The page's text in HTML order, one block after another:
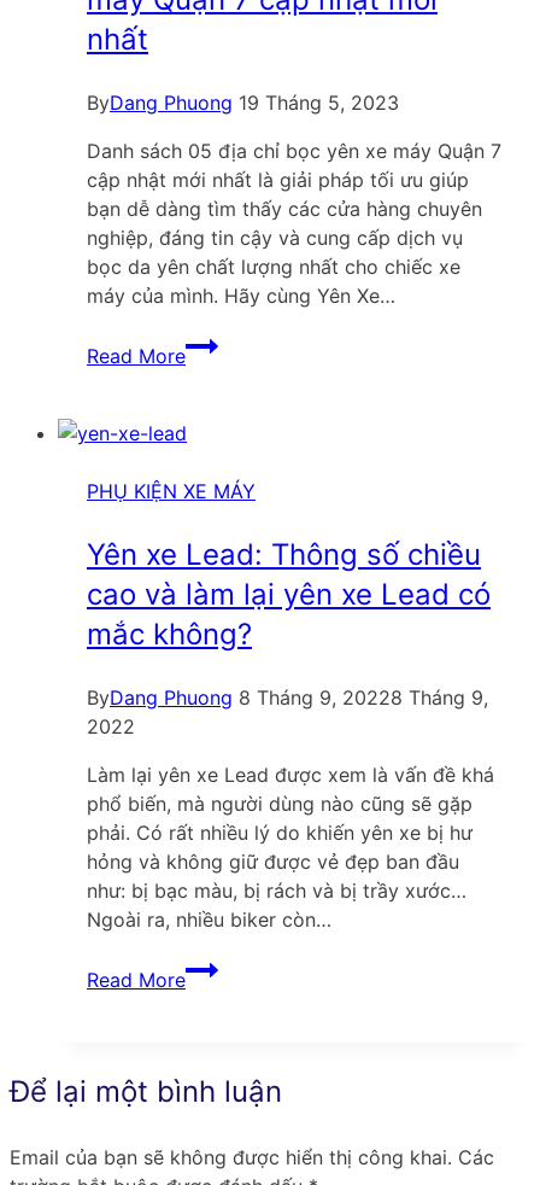
tốt
nhất
ByDang Phuong 19 Tháng 5, 2023
Danh sách 05 địa chỉ bọc yên xe máy Quận 7
cập nhật mới nhất là giải pháp tối ưu giúp
bạn dễ dàng tìm thấy các cửa hàng chuyên
nghiệp, đáng tin cậy và cung cấp dịch vụ
bọc da yên chất lượng nhất cho chiếc xe
máy của mình. Hãy cùng Yên Xe…
Read More
Top
05
chỉ
yên
máy
Quận
7
cập
mới
PHỤ KIỆN XE MÁY
Yên xe Lead: Thông số chiều
cao và làm lại yên xe Lead có
mắc không?
ByDang Phuong 8 Tháng 9, 20228 Tháng 9,
2022
Làm lại yên xe Lead được xem là vấn đề khá
phổ biến, mà người dùng nào cũng sẽ gặp
phải. Có rất nhiều lý do khiến yên xe bị hư
hỏng và không giữ được vẻ đẹp ban đầu
như: bị bạc màu, bị rách và bị trầy xước…
Ngoài ra, nhiều biker còn…
Read More
Yên
xe
số
và
Để lại một bình luận
Email của bạn sẽ không được hiển thị công khai. Các